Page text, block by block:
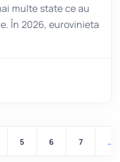
multe state ce au
În 2026, eurovinieta
5 6 7 …